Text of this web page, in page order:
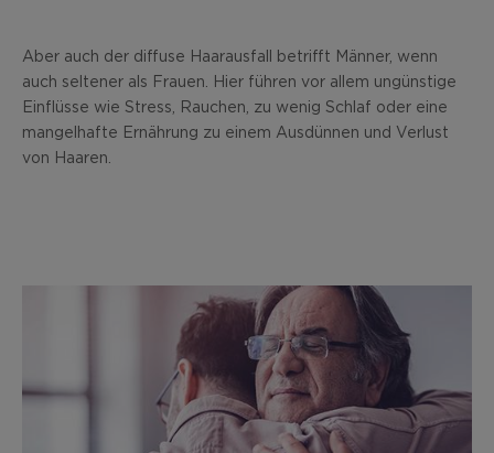
Aber auch der diffuse Haarausfall betrifft Männer, wenn
auch seltener als Frauen. Hier führen vor allem ungünstige
Einflüsse wie Stress, Rauchen, zu wenig Schlaf oder eine
mangelhafte Ernährung zu einem Ausdünnen und Verlust
von Haaren.